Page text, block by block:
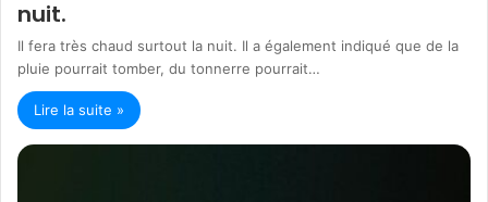
nuit.
Il fera très chaud surtout la nuit. Il a également indiqué que de la
pluie pourrait tomber, du tonnerre pourrait…
Lire la suite »